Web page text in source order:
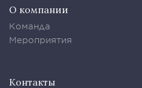
О компании
Команда
Мероприятия
Контакты